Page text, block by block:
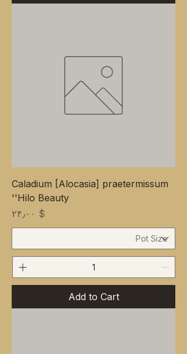
Caladium [Alocasia] praetermissum
'Hilo Beauty'
Price
$ ۲۴٫۰۰
Add to Cart